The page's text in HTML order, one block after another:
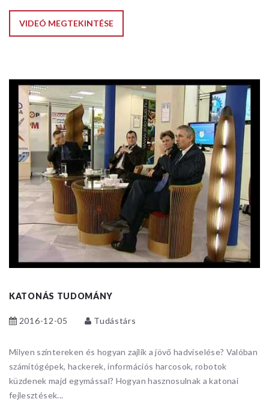
VIDEÓ MEGTEKINTÉSE
KATONÁS TUDOMÁNY
2016-12-05 Tudástárs
Milyen színtereken és hogyan zajlik a jövő hadviselése? Valóban
számítógépek, hackerek, információs harcosok, robotok
küzdenek majd egymással? Hogyan hasznosulnak a katonai
fejlesztések...